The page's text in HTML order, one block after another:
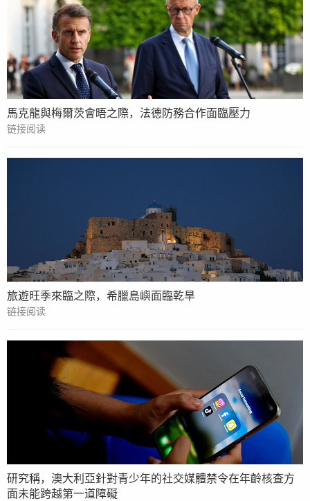
馬克龍與梅爾茨會晤之際，法德防務合作面臨壓力
链接阅读
旅遊旺季來臨之際，希臘島嶼面臨乾旱
链接阅读
研究稱，澳大利亞針對青少年的社交媒體禁令在年齡核查方
面未能跨越第一道障礙